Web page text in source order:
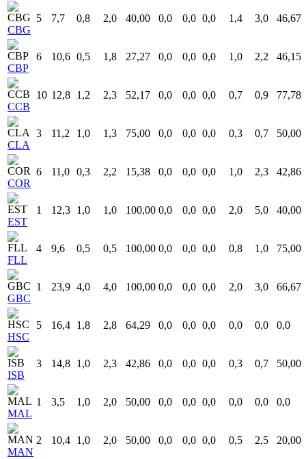
CBG
5 7,7 0,8 2,0 40,00 0,0 0,0 0,0 1,4 3,0 46,67
CBP
6 10,6 0,5 1,8 27,27 0,0 0,0 0,0 1,0 2,2 46,15
CCB
10 12,8 1,2 2,3 52,17 0,0 0,0 0,0 0,7 0,9 77,78
CLA
3 11,2 1,0 1,3 75,00 0,0 0,0 0,0 0,3 0,7 50,00
COR
6 11,0 0,3 2,2 15,38 0,0 0,0 0,0 1,0 2,3 42,86
EST
1 12,3 1,0 1,0 100,00 0,0 0,0 0,0 2,0 5,0 40,00
FLL
4 9,6 0,5 0,5 100,00 0,0 0,0 0,0 0,8 1,0 75,00
GBC
1 23,9 4,0 4,0 100,00 0,0 0,0 0,0 2,0 3,0 66,67
HSC
5 16,4 1,8 2,8 64,29 0,0 0,0 0,0 0,0 0,0 0,0
ISB
3 14,8 1,0 2,3 42,86 0,0 0,0 0,0 0,3 0,7 50,00
MAL
1 3,5 1,0 2,0 50,00 0,0 0,0 0,0 0,0 0,0 0,0
MAN
2 10,4 1,0 2,0 50,00 0,0 0,0 0,0 0,5 2,5 20,00